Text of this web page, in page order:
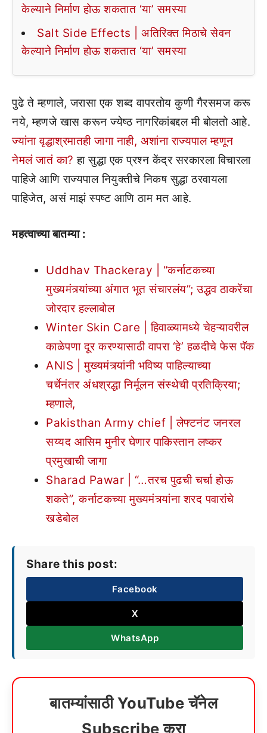
केल्याने निर्माण होऊ शकतात ‘या’ समस्या
Salt Side Effects | अतिरिक्त मिठाचे सेवन
केल्याने निर्माण होऊ शकतात ‘या’ समस्या
पुढे ते म्हणाले, जरासा एक शब्द वापरतोय कुणी गैरसमज करू
नये, म्हणजे खास करून ज्येष्ठ नागरिकांबद्दल मी बोलतो आहे.
ज्यांना वृद्धाश्रमातही जागा नाही, अशांना राज्यपाल म्हणून
नेमलं जातं का? हा सुद्धा एक प्रश्न केंद्र सरकारला विचारला
पाहिजे आणि राज्यपाल नियुक्तीचे निकष सुद्धा ठरवायला
पाहिजेत, असं माझं स्पष्ट आणि ठाम मत आहे.
महत्वाच्या बातम्या :
Uddhav Thackeray | “कर्नाटकच्या
मुख्यमंत्र्यांच्या अंगात भूत संचारलंय”; उद्धव ठाकरेंचा
जोरदार हल्लाबोल
Winter Skin Care | हिवाळ्यामध्ये चेहऱ्यावरील
काळेपणा दूर करण्यासाठी वापरा ‘हे’ हळदीचे फेस पॅक
ANIS | मुख्यमंत्र्यांनी भविष्य पाहिल्याच्या
चर्चेनंतर अंधश्रद्धा निर्मूलन संस्थेची प्रतिक्रिया;
म्हणाले,
Pakisthan Army chief | लेफ्टनंट जनरल
सय्यद आसिम मुनीर घेणार पाकिस्तान लष्कर
प्रमुखाची जागा
Sharad Pawar | “…तरच पुढची चर्चा होऊ
शकते”, कर्नाटकच्या मुख्यमंत्र्यांना शरद पवारांचे
खडेबोल
Share this post:
Facebook
X
WhatsApp
बातम्यांसाठी YouTube चॅनेल
Subscribe करा